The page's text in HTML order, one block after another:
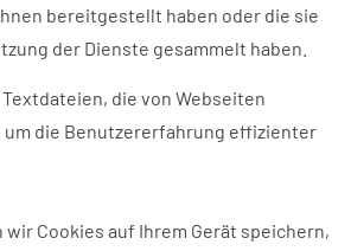
bereitgestellt haben oder die sie
der Dienste gesammelt haben.
die von Webseiten
die Benutzererfahrung effizienter
wir Cookies auf Ihrem Gerät speichern,